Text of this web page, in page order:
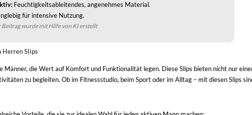
Feuchtigkeitsableitendes, angenehmes Material.
für intensive Nutzung.
Beitrag wurde mit Hilfe von KI erstellt
Herren Slips
die Wert auf Komfort und Funktionalität legen. Diese Slips bieten nicht nur
zu begleiten. Ob im Fitnessstudio, beim Sport oder im Alltag – mit diesen Slips